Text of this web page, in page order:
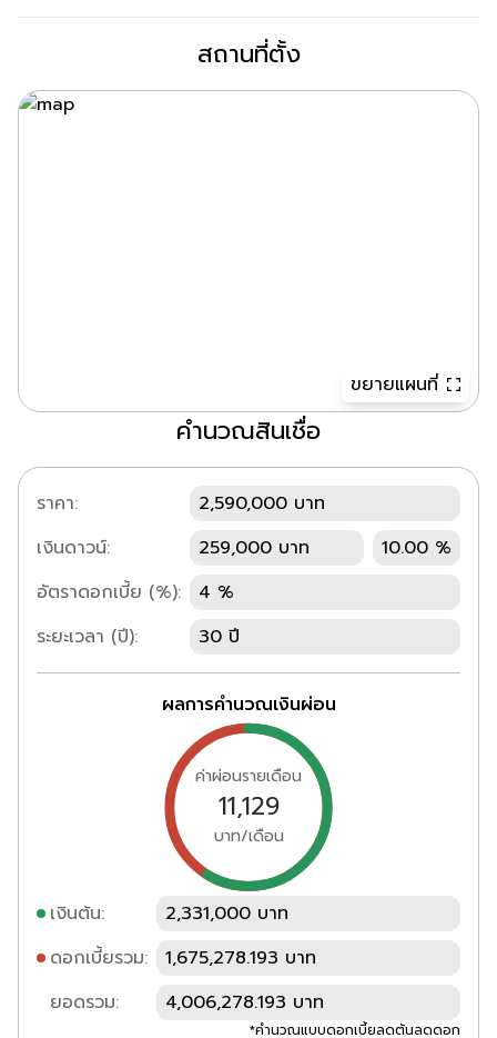
สถานที่ตั้ง
ขยายแผนที่
คำนวณสินเชื่อ
ราคา:
2,590,000 บาท
เงินดาวน์:
259,000 บาท
10.00 %
อัตราดอกเบี้ย (%):
4 %
ระยะเวลา (ปี):
30 ปี
ผลการคำนวณเงินผ่อน
ค่าผ่อนรายเดือน
11,129
บาท/เดือน
เงินต้น:
2,331,000 บาท
ดอกเบี้ยรวม:
1,675,278.193 บาท
ยอดรวม:
4,006,278.193 บาท
*คำนวณแบบดอกเบี้ยลดต้นลดดอก